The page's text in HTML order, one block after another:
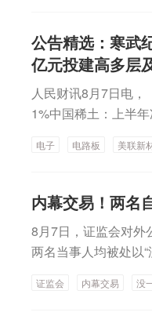
海：上半年净利润
同比增长31.23%御
7月生猪销售收入
亿元大秦铁路：7月
板金一文化：公司二
份：切磨抛设备下
公司中标两项目 金
项目【其他】泰凌微
因2023年半年报涉
规 公司及实控人被中
公告精选：寒武
亿元投建高多层
人民财讯8月7日电
1%中国稀土：上半
合科技：公司产品
三：上半年净利润
同比增长42.14%百
绩快报：上半年净利
33万元 同比增长
1.86%思维列控：上
电子 电路板 美联新
内幕交易！两名
8月7日，证监会对外
两名当事人均被处以
监会指出，公茂江
证监会 内幕交易 没